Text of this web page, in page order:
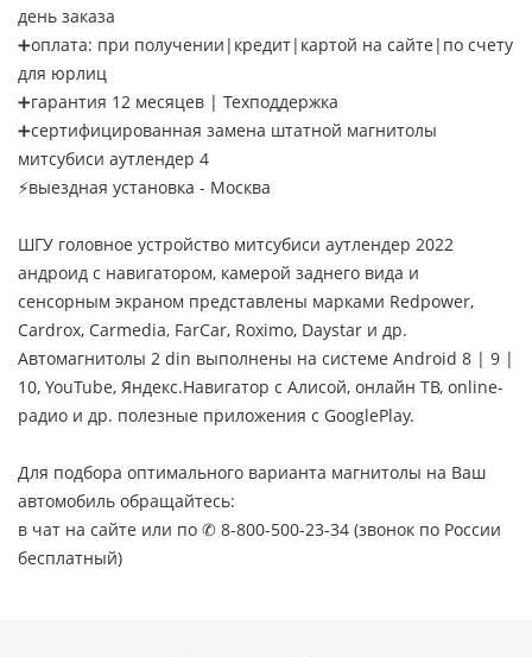
день заказа
➕оплата: при получении|кредит|картой на сайте|по счету
для юрлиц
➕гарантия 12 месяцев | Техподдержка
➕сертифицированная замена штатной магнитолы
митсубиси аутлендер 4
⚡выездная установка - Москва
ШГУ головное устройство митсубиси аутлендер 2022
андроид с навигатором, камерой заднего вида и
сенсорным экраном представлены марками Redpower,
Cardrox, Carmedia, FarCar, Roximo, Daystar и др.
Автомагнитолы 2 din выполнены на системе Android 8 | 9 |
10, YouTube, Яндекс.Навигатор с Алисой, онлайн ТВ, online-
радио и др. полезные приложения с GooglePlay.
Для подбора оптимального варианта магнитолы на Ваш
автомобиль обращайтесь:
в чат на сайте или по ✆ 8-800-500-23-34 (звонок по России
бесплатный)